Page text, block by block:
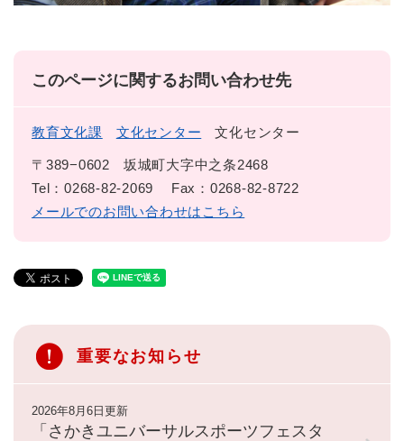
このページに関するお問い合わせ先
教育文化課 文化センター 文化センター
〒389−0602
坂城町大字中之条2468
Tel：0268-82-2069
Fax：0268-82-8722
メールでのお問い合わせはこちら
重要なお知らせ
2026年8月6日更新
「さかきユニバーサルスポーツフェスタ